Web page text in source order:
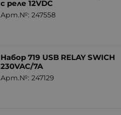
с реле 12VDC
Арт.№: 247558
Набор 719 USB RELAY SWICH
230VAC/7A
Арт.№: 247129